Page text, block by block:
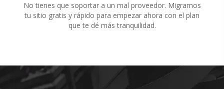
No tienes que soportar a un mal proveedor. Migramos
tu sitio gratis y rápido para empezar ahora con el plan
que te dé más tranquilidad.